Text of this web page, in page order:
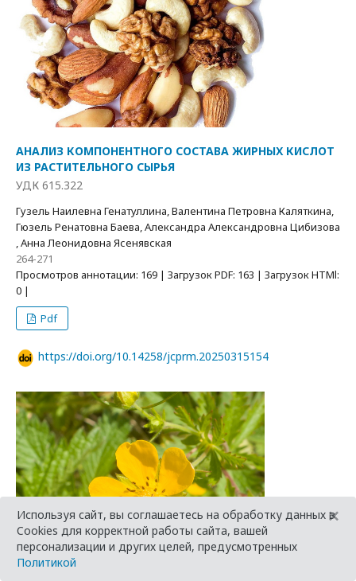
АНАЛИЗ КОМПОНЕНТНОГО СОСТАВА ЖИРНЫХ КИСЛОТ
ИЗ РАСТИТЕЛЬНОГО СЫРЬЯ
УДК 615.322
Гузель Наилевна Генатуллина, Валентина Петровна Каляткина,
Гюзель Ренатовна Баева, Александра Александровна Цибизова
, Анна Леонидовна Ясенявская
264-271
Просмотров аннотации: 169 | Загрузок PDF: 163 | Загрузок HTMl:
0 |
Pdf
https://doi.org/10.14258/jcprm.20250315154
Используя сайт, вы соглашаетесь на обработку данных в
Cookies для корректной работы сайта, вашей
персонализации и других целей, предусмотренных
Политикой
×